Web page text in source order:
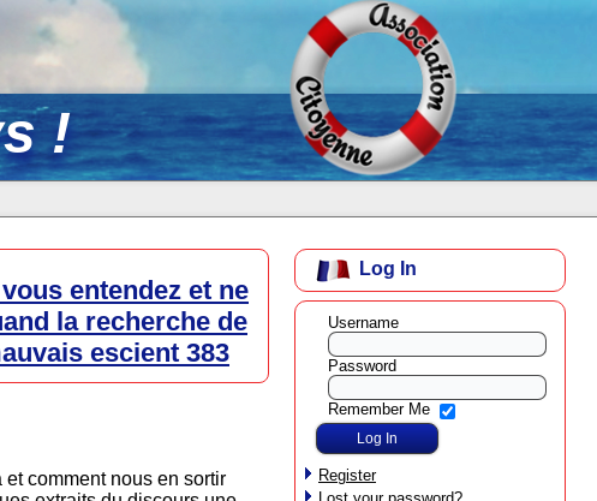
!
entendez et ne
la recherche de
escient 383
comment nous en sortir
Log In
Username
Password
Remember Me
Register